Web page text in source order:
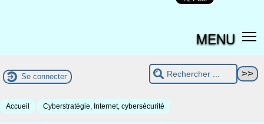
MENU
Se connecter
Accueil Cyberstratégie, Internet, cybersécurité